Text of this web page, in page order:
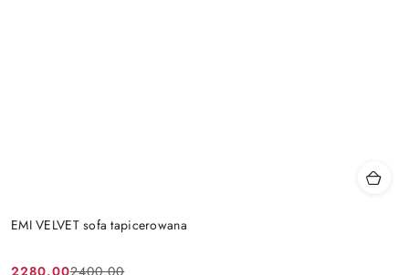
EMI VELVET sofa tapicerowana
2280.00